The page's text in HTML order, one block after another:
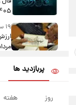
۱۹ ساعت پیش
مرداد ۱۴۰۵ +
۲۳ ساعت پیش
پربازدید ها
روز هفته